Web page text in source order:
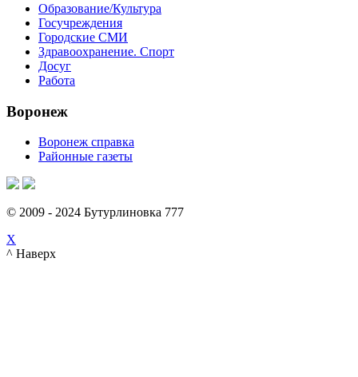
Образование/Культура
Госучреждения
Городские СМИ
Здравоохранение. Спорт
Досуг
Работа
Воронеж
Воронеж справка
Районные газеты
© 2009 - 2024 Бутурлиновка 777
X
^ Наверх